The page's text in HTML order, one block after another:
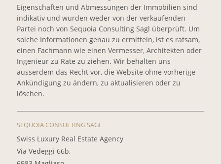
Eigenschaften und Abmessungen der Immobilien sind
indikativ und wurden weder von der verkaufenden
Partei noch von Sequoia Consulting Sagl überprüft. Um
solche Informationen genau zu ermitteln, ist es ratsam,
einen Fachmann wie einen Vermesser, Architekten oder
Ingenieur zu Rate zu ziehen. Wir behalten uns
ausserdem das Recht vor, die Website ohne vorherige
Ankündigung zu ändern, zu aktualisieren oder zu
löschen.
SEQUOIA CONSULTING SAGL
Swiss Luxury Real Estate Agency
Via Vedeggi 66b,